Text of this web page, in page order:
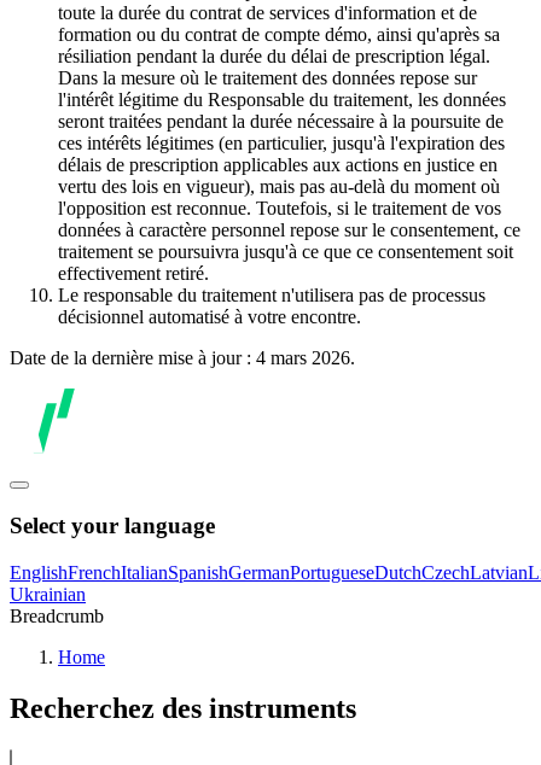
toute la durée du contrat de services d'information et de
formation ou du contrat de compte démo, ainsi qu'après sa
résiliation pendant la durée du délai de prescription légal.
Dans la mesure où le traitement des données repose sur
l'intérêt légitime du Responsable du traitement, les données
seront traitées pendant la durée nécessaire à la poursuite de
ces intérêts légitimes (en particulier, jusqu'à l'expiration des
délais de prescription applicables aux actions en justice en
vertu des lois en vigueur), mais pas au-delà du moment où
l'opposition est reconnue. Toutefois, si le traitement de vos
données à caractère personnel repose sur le consentement, ce
traitement se poursuivra jusqu'à ce que ce consentement soit
effectivement retiré.
Le responsable du traitement n'utilisera pas de processus
décisionnel automatisé à votre encontre.
Date de la dernière mise à jour : 4 mars 2026.
Select your language
EnglishFrenchItalianSpanishGermanPortugueseDutchCzechLatvian
Ukrainian
Breadcrumb
Home
Recherchez des instruments